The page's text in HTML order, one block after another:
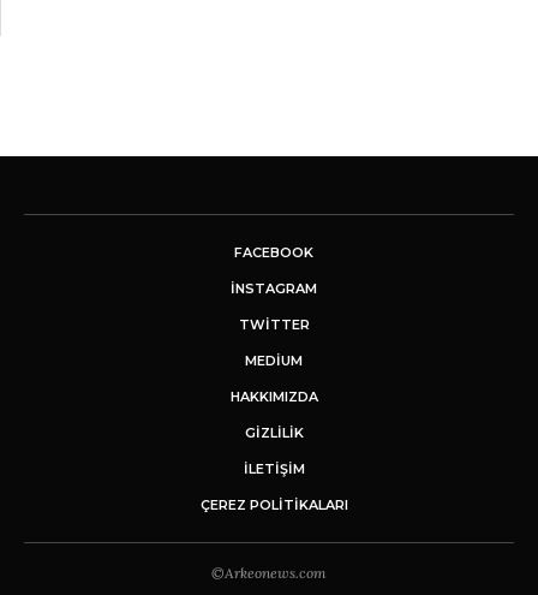
FACEBOOK
INSTAGRAM
TWITTER
MEDIUM
HAKKIMIZDA
GİZLİLİK
İLETIŞIM
ÇEREZ POLITIKALARI
©Arkeonews.com